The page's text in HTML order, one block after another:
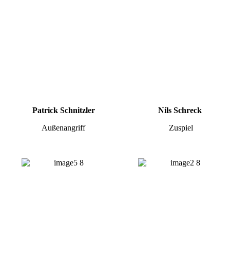
Patrick Schnitzler
Außenangriff
Nils Schreck
Zuspiel